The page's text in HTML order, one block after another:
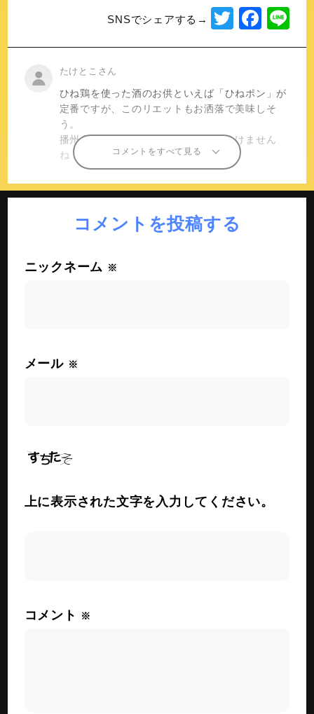
SNSでシェアする→
T
wi
er
F
a
e
b
o
o
n
コメントをすべて見る
たけとこさん
ひね鶏を使った酒のお供といえば「ひねポン」が
定番ですが、このリエットもお洒落で美味しそ
う。
播州人としては押さえておかないといけません
ね！
コメントを投稿する
ニックネーム ※
メール ※
上に表示された文字を入力してください。
コメント ※